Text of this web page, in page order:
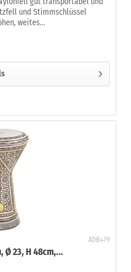
und Stimmschlüssel
weites...
ADB479
Ø 23, H 48cm,...